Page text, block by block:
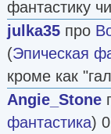
фантастику
julka35 про
(Эпическая
кроме как
Angie_Stone
фантастика)